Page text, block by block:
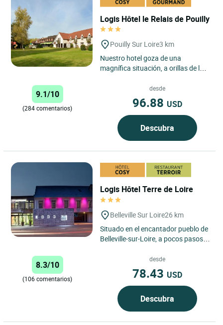
Logis Hôtel le Relais de Pouilly
Pouilly Sur Loire3 km
Nuestro hotel goza de una
magnífica situación, a orillas de la
sendero de grandes rutas se...
9.1/10
(284 comentarios)
desde
96.88 USD
Descubra
Logis Hôtel Terre de Loire
Belleville Sur Loire26 km
Situado en el encantador pueblo de
Belleville-sur-Loire, a pocos pasos
8.3/10
(106 comentarios)
desde
78.43 USD
Descubra